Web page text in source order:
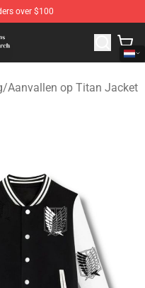
over $100
Attack On Titan
/Aanvallen op Titan Jacket